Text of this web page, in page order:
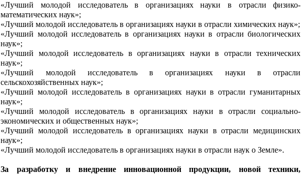
«Лучший молодой исследователь в организациях науки в отрасли физико-
математических наук»;
«Лучший молодой исследователь в организациях науки в отрасли химических наук»;
«Лучший молодой исследователь в организациях науки в отрасли биологических
наук»;
«Лучший молодой исследователь в организациях науки в отрасли технических
наук»;
«Лучший молодой исследователь в организациях науки в отрасли
сельскохозяйственных наук»;
«Лучший молодой исследователь в организациях науки в отрасли гуманитарных
наук»;
«Лучший молодой исследователь в организациях науки в отрасли социально-
экономических и общественных наук»;
«Лучший молодой исследователь в организациях науки в отрасли медицинских
наук»;
«Лучший молодой исследователь в организациях науки в отрасли наук о Земле».
За разработку и внедрение инновационной продукции, новой техники,